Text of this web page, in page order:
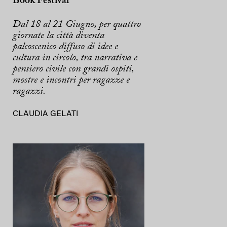
Dal 18 al 21 Giugno, per quattro
giornate la città diventa
palcoscenico diffuso di idee e
cultura in circolo, tra narrativa e
pensiero civile con grandi ospiti,
mostre e incontri per ragazze e
ragazzi.
CLAUDIA GELATI